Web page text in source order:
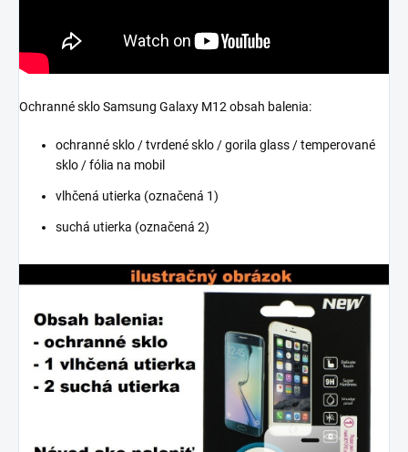
Ochranné sklo Samsung Galaxy M12 obsah balenia:
ochranné sklo / tvrdené sklo / gorila glass / temperované
sklo / fólia na mobil
vlhčená utierka (označená 1)
suchá utierka (označená 2)